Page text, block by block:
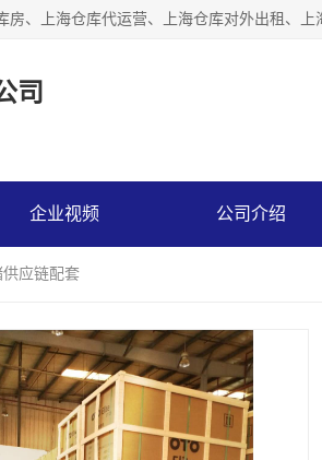
司
企业视频 公司介绍
应链配套